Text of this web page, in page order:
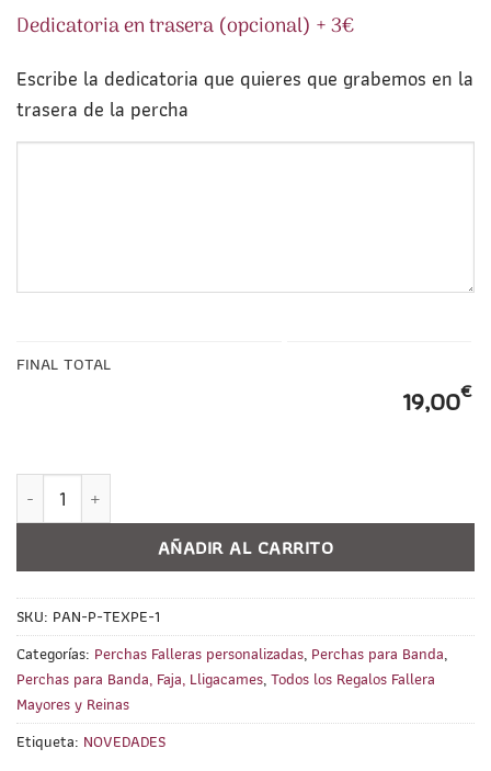
Dedicatoria en trasera (opcional) + 3€
Escribe la dedicatoria que quieres que grabemos en la
trasera de la percha
FINAL TOTAL
19,00€
Percha para Banda Andaluza PERSONALIZABLE cantidad
AÑADIR AL CARRITO
SKU: PAN-P-TEXPE-1
Categorías: Perchas Falleras personalizadas, Perchas para Banda,
Perchas para Banda, Faja, Lligacames,Todos los Regalos Fallera
Mayores y Reinas
Etiqueta: NOVEDADES